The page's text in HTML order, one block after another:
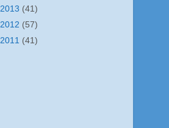
2013 (41)
2012 (57)
2011 (41)